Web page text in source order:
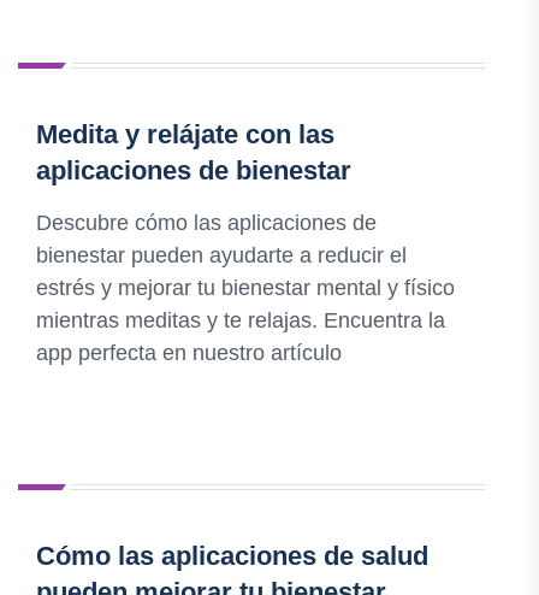
Medita y relájate con las
aplicaciones de bienestar
Descubre cómo las aplicaciones de
bienestar pueden ayudarte a reducir el
estrés y mejorar tu bienestar mental y físico
mientras meditas y te relajas. Encuentra la
app perfecta en nuestro artículo
Cómo las aplicaciones de salud